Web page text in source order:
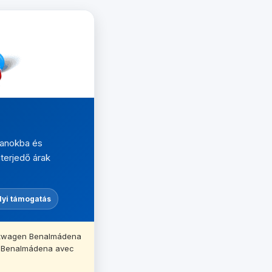
és
árak
támogatás
Benalmádena
avec